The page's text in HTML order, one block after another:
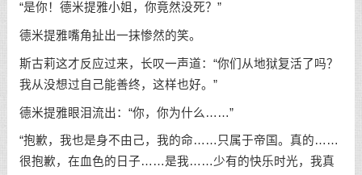
“是你！德米提雅小姐，你竟然没死？”
德米提雅嘴角扯出一抹惨然的笑。
斯古莉这才反应过来，长叹一声道：“你们从地狱复活了吗？
我从没想过自己能善终，这样也好。”
德米提雅眼泪流出：“你，你为什么……”
“抱歉，我也是身不由己，我的命……只属于帝国。真的……
很抱歉，在血色的日子……是我……少有的快乐时光，我真